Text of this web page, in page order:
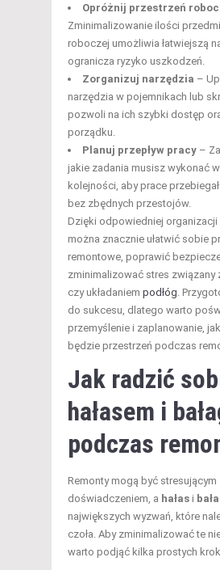
Opróżnij przestrzeń
Zminimalizowanie ilości
roboczej umożliwia łatwiejszą
ogranicza ryzyko uszkodzeń.
Zorganizuj narzędzia –
narzędzia w pojemnikach lub
pozwoli na ich szybki dostęp
porządku.
Planuj przepływ pracy –
jakie zadania musisz wykonać
kolejności, aby prace
bez zbędnych przestojów.
Dzięki odpowiedniej organizacji
można znacznie ułatwić sobie
remontowe, poprawić
zminimalizować stres związany
czy układaniem podłóg .
do sukcesu, dlatego warto
przemyślenie i zaplanowanie,
będzie przestrzeń podczas
Jak radzić
hałasem i
podczas
Remonty mogą być stresującym
doświadczeniem, a hałas i
największych wyzwań, które
czoła. Aby zminimalizować te
warto podjąć kilka prostych